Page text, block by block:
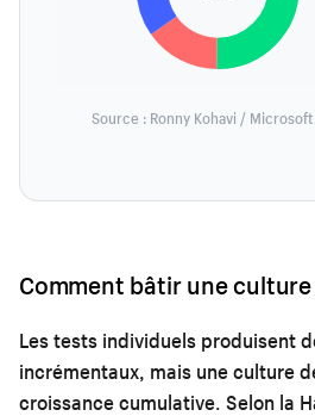
Source : Ronny Kohavi /
Comment bâtir une
Les tests individuels produisent
incrémentaux, mais une culture
croissance cumulative. Selon la